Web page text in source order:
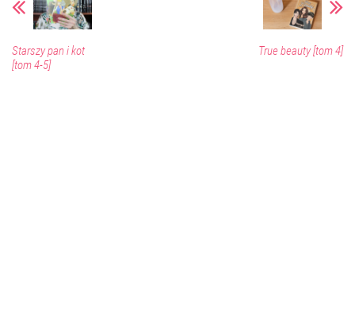
Starszy pan i kot
[tom 4-5]
True beauty [tom 4]